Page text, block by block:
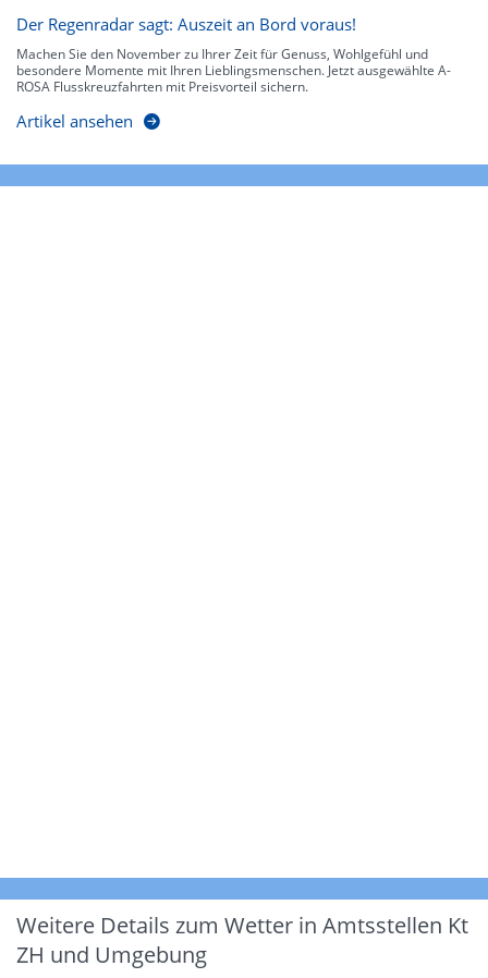
Der Regenradar sagt: Auszeit an Bord voraus!
Machen Sie den November zu Ihrer Zeit für Genuss, Wohlgefühl und
besondere Momente mit Ihren Lieblingsmenschen. Jetzt ausgewählte A-
ROSA Flusskreuzfahrten mit Preisvorteil sichern.
Artikel ansehen
Weitere Details zum Wetter in Amtsstellen Kt
ZH und Umgebung